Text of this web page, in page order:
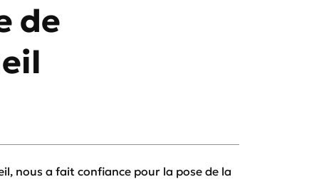
de
nous a fait confiance pour la pose de la